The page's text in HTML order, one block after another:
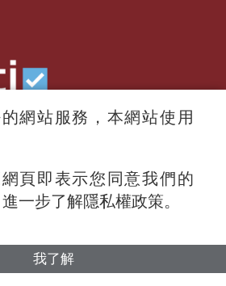
Taiwan International).
rights reserved.
網站服務，本網站使用
頁即表示您同意我們的
一步了解隱私權政策。
我了解